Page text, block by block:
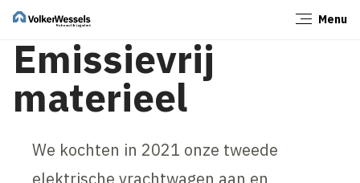
Menu
Emissievrij
materieel
We kochten in 2021 onze tweede
elektrische vrachtwagen aan en
Sluiten